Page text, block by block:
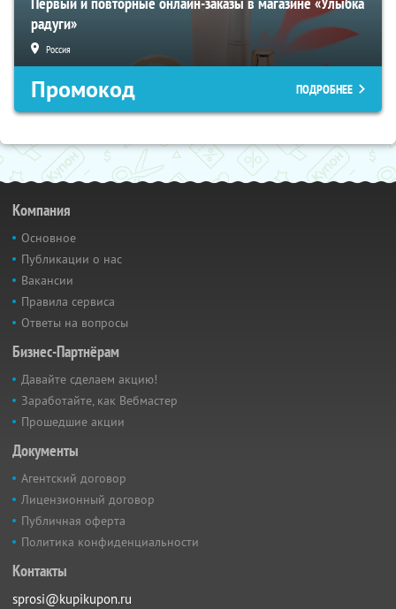
радуги»
Россия
Промокод ПОДРОБНЕЕ
Компания
Основное
Публикации о нас
Вакансии
Правила сервиса
Ответы на вопросы
Бизнес-Партнёрам
Давайте сделаем акцию!
Заработайте, как Вебмастер
Прошедшие акции
Документы
Агентский договор
Лицензионный договор
Публичная оферта
Политика конфиденциальности
Контакты
sprosi@kupikupon.ru